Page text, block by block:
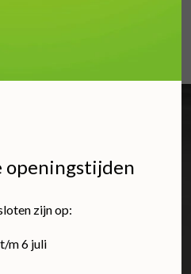
openingstijden
zijn op:
m 6 juli